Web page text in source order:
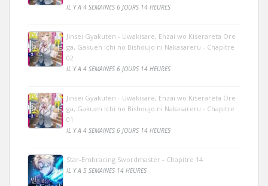
IL Y A 4 SEMAINES 6 JOURS 14 HEURES
Jinsei Gyakuten - Uwakisare, Enzai wo Kiserareta Ore
ga, Gakuen Ichi no Bishoujo ni Nakasareru - Chapitre
02
IL Y A 4 SEMAINES 6 JOURS 14 HEURES
Jinsei Gyakuten - Uwakisare, Enzai wo Kiserareta Ore
ga, Gakuen Ichi no Bishoujo ni Nakasareru - Chapitre
01
IL Y A 4 SEMAINES 6 JOURS 14 HEURES
Star-Embracing Swordmaster - Chapitre 14
IL Y A 5 SEMAINES 14 HEURES